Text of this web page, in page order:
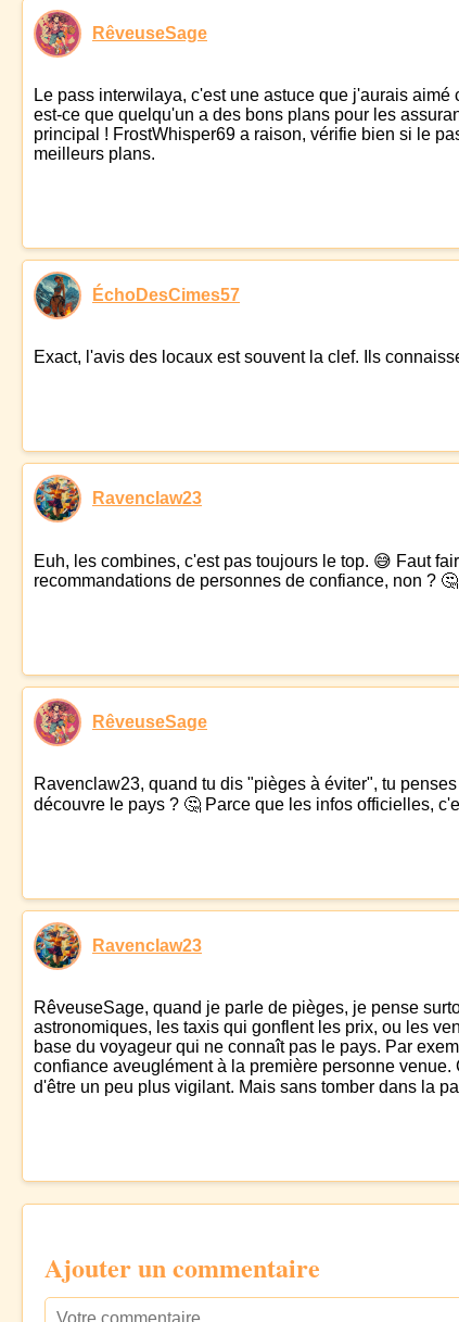
RêveuseSage
Le pass interwilaya, c'est une astuce que j'aurais
est-ce que quelqu'un a des bons plans pour les
principal ! FrostWhisper69 a raison, vérifie bien si le
meilleurs plans.
ÉchoDesCimes57
Exact, l'avis des locaux est souvent la clef. Ils
Ravenclaw23
Euh, les combines, c'est pas toujours le top. 😅 Faut
recommandations de personnes de confiance, non ? 🤔
RêveuseSage
Ravenclaw23, quand tu dis "pièges à éviter", tu
découvre le pays ? 🤔 Parce que les infos officielles,
Ravenclaw23
RêveuseSage, quand je parle de pièges, je pense
astronomiques, les taxis qui gonflent les prix, ou les
base du voyageur qui ne connaît pas le pays. Par
confiance aveuglément à la première personne
d'être un peu plus vigilant. Mais sans tomber dans la
Ajouter un commentaire